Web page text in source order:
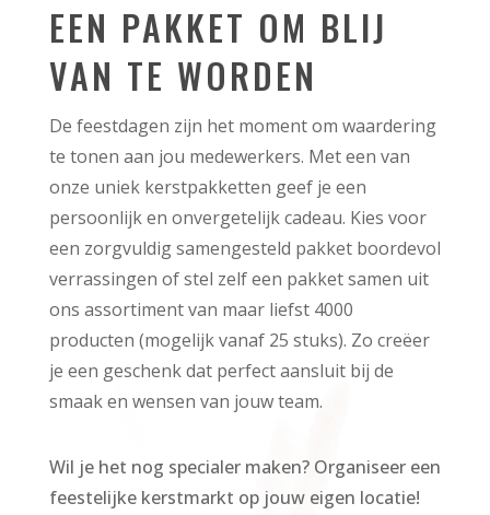
EEN PAKKET OM BLIJ
VAN TE WORDEN
De feestdagen zijn het moment om waardering
te tonen aan jou medewerkers. Met een van
onze uniek kerstpakketten geef je een
persoonlijk en onvergetelijk cadeau. Kies voor
een zorgvuldig samengesteld pakket boordevol
verrassingen of stel zelf een pakket samen uit
ons assortiment van maar liefst 4000
producten (mogelijk vanaf 25 stuks). Zo creëer
je een geschenk dat perfect aansluit bij de
smaak en wensen van jouw team.
Wil je het nog specialer maken? Organiseer een
feestelijke kerstmarkt op jouw eigen locatie!